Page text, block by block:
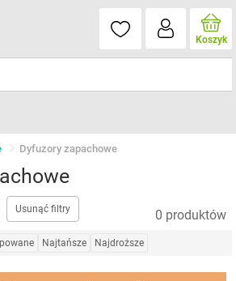
Koszyk
Dyfuzory zapachowe
Usunąć filtry 0 produktów
Najtańsze Najdroższe